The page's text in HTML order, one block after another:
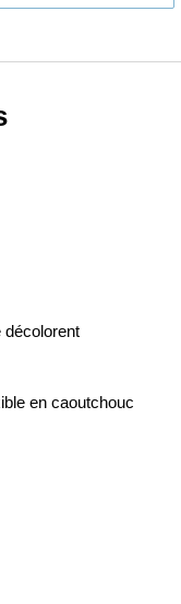
décolorent
en caoutchouc